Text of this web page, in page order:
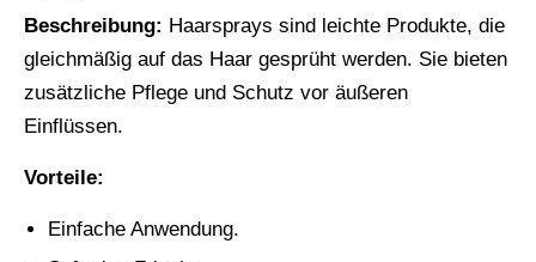
Beschreibung: Haarsprays sind leichte Produkte, die
gleichmäßig auf das Haar gesprüht werden. Sie bieten
zusätzliche Pflege und Schutz vor äußeren
Einflüssen.
Vorteile:
Einfache Anwendung.